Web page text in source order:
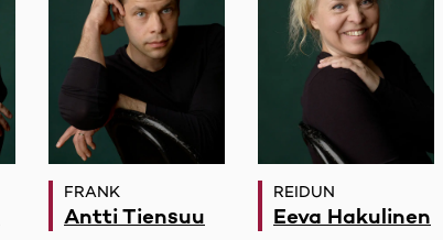
FRANK
Antti Tiensuu
REIDUN
Eeva Hakulinen